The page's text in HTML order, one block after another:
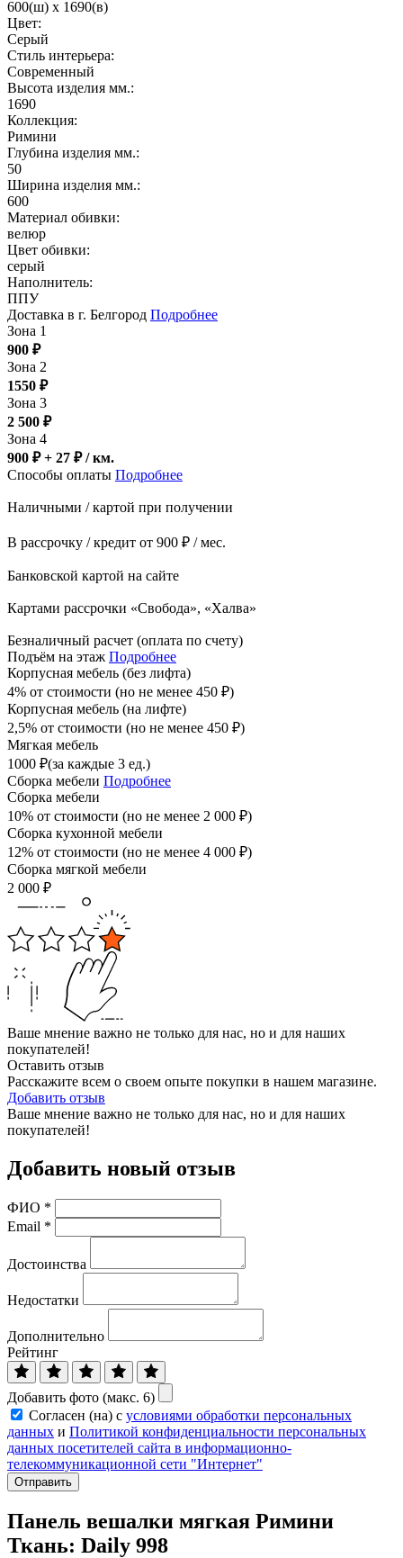
600(ш) x 1690(в)
Цвет:
Серый
Стиль интерьера:
Современный
Высота изделия мм.:
1690
Коллекция:
Римини
Глубина изделия мм.:
50
Ширина изделия мм.:
600
Материал обивки:
велюр
Цвет обивки:
серый
Наполнитель:
ППУ
Доставка в г. Белгород Подробнее
Зона 1
900 ₽
Зона 2
1550 ₽
Зона 3
2 500 ₽
Зона 4
900 ₽ + 27 ₽/ км.
Способы оплаты Подробнее
Наличными / картой при получении
В рассрочку / кредит от 900 ₽ / мес.
Банковской картой на сайте
Картами рассрочки «Свобода», «Халва»
Безналичный расчет (оплата по счету)
Подъём на этаж Подробнее
Корпусная мебель (без лифта)
4% от стоимости (но не менее 450 ₽)
Корпусная мебель (на лифте)
2,5% от стоимости (но не менее 450 ₽)
Мягкая мебель
1000 ₽(за каждые 3 ед.)
Сборка мебели Подробнее
Сборка мебели
10% от стоимости (но не менее 2 000 ₽)
Сборка кухонной мебели
12% от стоимости (но не менее 4 000 ₽)
Сборка мягкой мебели
2 000 ₽
Ваше мнение важно не только для нас, но и для наших
покупателей!
Оставить отзыв
Расскажите всем о своем опыте покупки в нашем магазине.
Добавить отзыв
Ваше мнение важно не только для нас, но и для наших
покупателей!
Добавить новый отзыв
ФИО *
Email *
Достоинства
Недостатки
Дополнительно
Рейтинг
Добавить фото (макс. 6)
Согласен (на) с условиями обработки персональных
данных и Политикой конфиденциальности персональных
данных посетителей сайта в информационно-
телекоммуникационной сети "Интернет"
Отправить
Панель вешалки мягкая Римини
Ткань: Daily 998